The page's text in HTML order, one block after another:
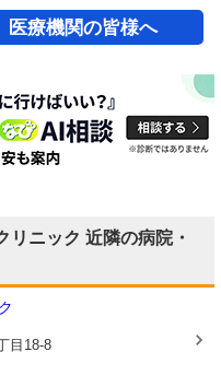
医療機関の皆様へ
リニック 近隣の病院・
目18-8